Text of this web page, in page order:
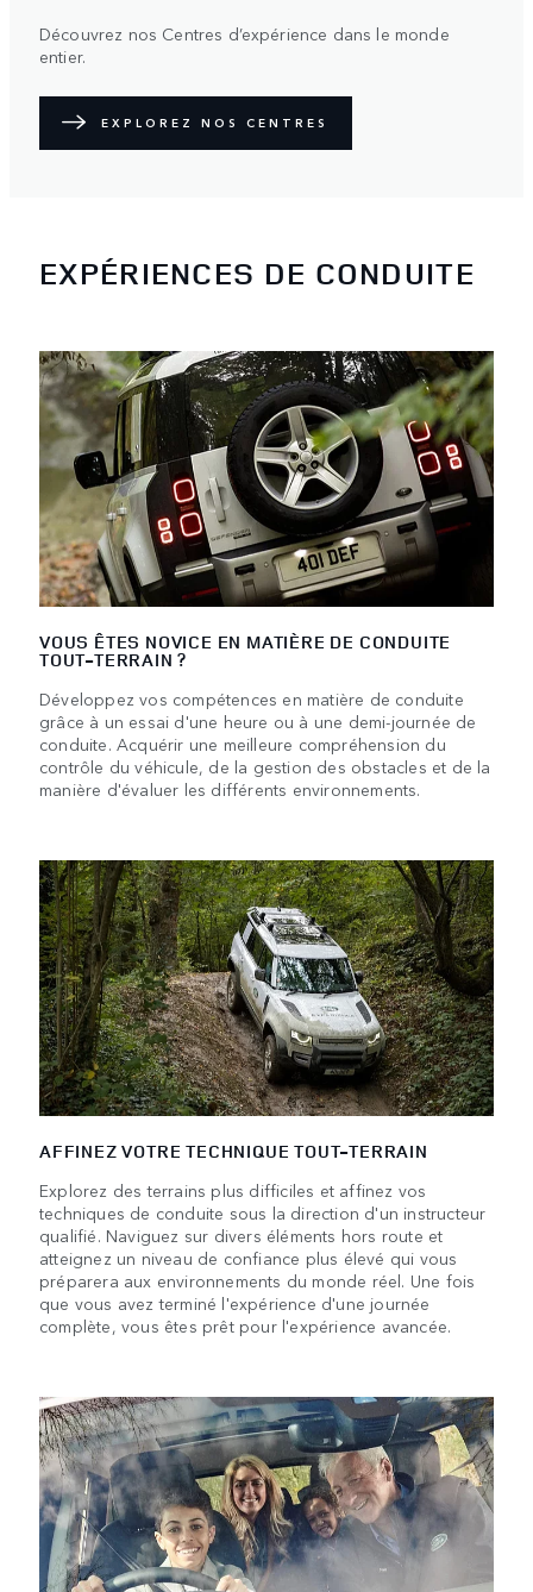
Découvrez nos Centres d’expérience dans le monde
entier.
EXPLOREZ NOS CENTRES
EXPÉRIENCES DE CONDUITE
VOUS ÊTES NOVICE EN MATIÈRE DE CONDUITE
TOUT-TERRAIN ?
Développez vos compétences en matière de conduite
grâce à un essai d'une heure ou à une demi-journée de
conduite. Acquérir une meilleure compréhension du
contrôle du véhicule, de la gestion des obstacles et de la
manière d'évaluer les différents environnements.
AFFINEZ VOTRE TECHNIQUE TOUT-TERRAIN
Explorez des terrains plus difficiles et affinez vos
techniques de conduite sous la direction d'un instructeur
qualifié. Naviguez sur divers éléments hors route et
atteignez un niveau de confiance plus élevé qui vous
préparera aux environnements du monde réel. Une fois
que vous avez terminé l'expérience d'une journée
complète, vous êtes prêt pour l'expérience avancée.